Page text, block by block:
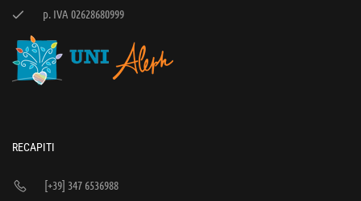
p. IVA 02628680999
RECAPITI
[+39] 347 6536988